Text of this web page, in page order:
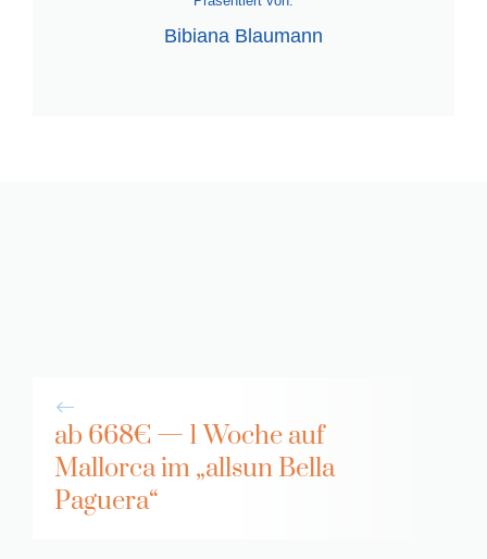
Bibiana Blaumann
ab 668€ — 1 Woche auf
Mallorca im „allsun Bella
Paguera“